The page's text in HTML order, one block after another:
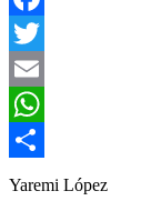
Facebook
Twitter
Email
WhatsApp
Compartir
Yaremi López